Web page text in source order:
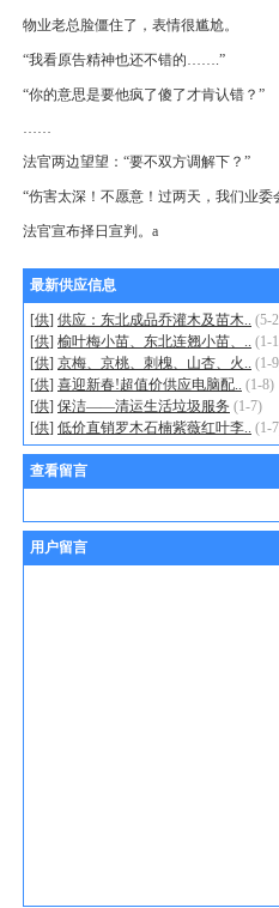
物业老总脸僵住了，表情很尴尬。
“我看原告精神也还不错的…….”
“你的意思是要他疯了傻了才肯认错？”
……
法官两边望望：“要不双方调解下？”
“伤害太深！不愿意！过两天，我们业
法官宣布择日宣判。a
最新供应信息
[供] 供应：东北成品乔灌木及苗木.. (5-
[供] 榆叶梅小苗、东北连翘小苗、.. (1-
[供] 京梅、京桃、刺槐、山杏、火.. (1-
[供] 喜迎新春!超值价供应电脑配.. (1-8)
[供] 保洁——清运生活垃圾服务 (1-7)
[供] 低价直销罗木石楠紫薇红叶李.. (1-
查看留言
用户留言